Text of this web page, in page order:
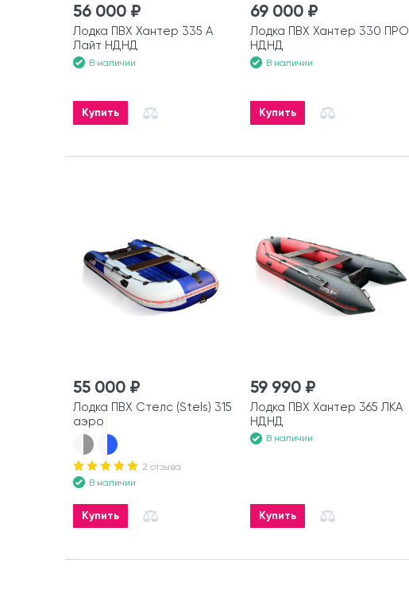
56 000 ₽
Лодка ПВХ Хантер 335 А
Лайт НДНД
В наличии
Купить
69 000 ₽
Лодка ПВХ Хантер 330 ПРО
НДНД
В наличии
Купить
55 000 ₽
Лодка ПВХ Стелс (Stels) 315
аэро
2 отзыва
В наличии
Купить
59 990 ₽
Лодка ПВХ Хантер 365 ЛКА
НДНД
В наличии
Купить